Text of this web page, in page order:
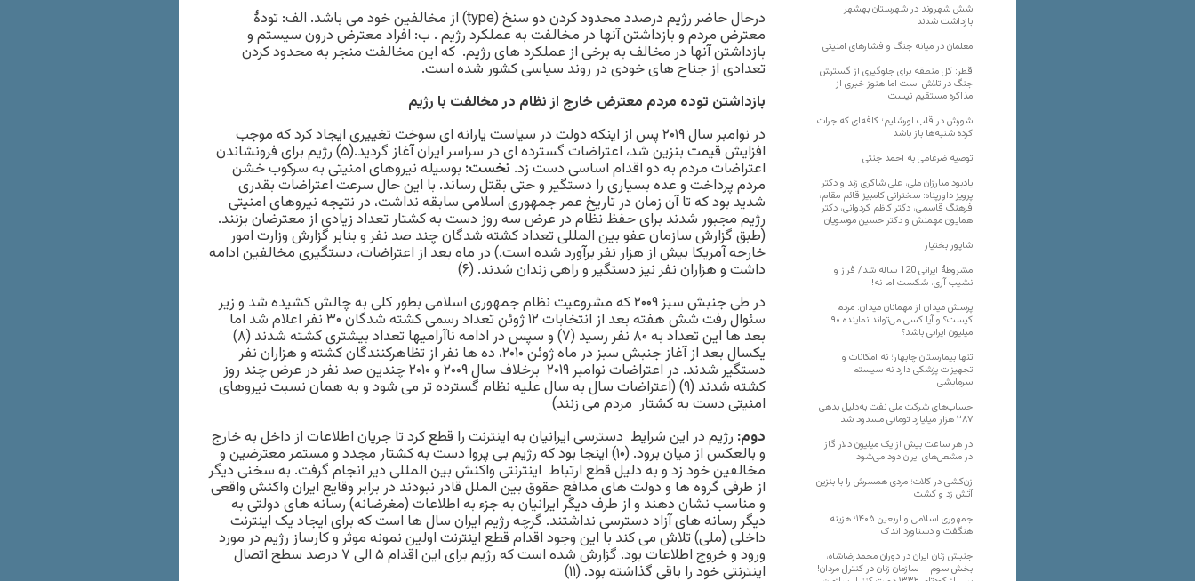
درحال حاضر رژیم درصدد محدود کردن دو سنخ (type) از مخالفین خود می باشد. الف: تودۀ
معترض مردم و بازداشتن آنها در مخالفت به عملکرد رژیم . ب: افراد معترض درون سیستم و
بازداشتن آنها در مخالف به برخی از عملکرد های رژیم. که این مخالفت منجر به محدود کردن
تعدادی از جناح های خودی در روند سیاسی کشور شده است.
بازداشتن توده مردم معترض خارج از نظام در مخالفت با رژیم
در نوامبر سال ۲۰۱۹ پس از اینکه دولت در سیاست یارانه ای سوخت تغییری ایجاد کرد که موجب
افزایش قیمت بنزین شد، اعتراضات گسترده ای در سراسر ایران آغاز گردید.(۵) رژیم برای فرونشاندن
اعتراضات مردم به دو اقدام اساسی دست زد. نخست: بوسیله نیروهای امنیتی به سرکوب خشن
مردم پرداخت و عده بسیاری را دستگیر و حتی بقتل رساند. با این حال سرعت اعتراضات بقدری
شدید بود که تا آن زمان در تاریخ عمر جمهوری اسلامی سابقه نداشت، در نتیجه نیروهای امنیتی
رژیم مجبور شدند برای حفظ نظام در عرض سه روز دست به کشتار تعداد زیادی از معترضان بزنند.
(طبق گزارش سازمان عفو بین المللی تعداد کشته شدگان چند صد نفر و بنابر گزارش وزارت امور
خارجه آمریکا بیش از هزار نفر برآورد شده است.) در ماه بعد از اعتراضات، دستگیری مخالفین ادامه
داشت و هزاران نفر نیز دستگیر و راهی زندان شدند. (۶)
در طی جنبش سبز ۲۰۰۹ که مشروعیت نظام جمهوری اسلامی بطور کلی به چالش کشیده شد و زیر
سئوال رفت شش هفته بعد از انتخابات ۱۲ ژوئن تعداد رسمی کشته شدگان ۳۰ نفر اعلام شد اما
بعد ها این تعداد به ۸۰ نفر رسید (۷) و سپس در ادامه ناآرامیها تعداد بیشتری کشته شدند (۸)
یکسال بعد از آغاز جنبش سبز در ماه ژوئن ۲۰۱۰، ده ها نفر از تظاهرکنندگان کشته و هزاران نفر
دستگیر شدند. در اعتراضات نوامبر ۲۰۱۹ برخلاف سال ۲۰۰۹ و ۲۰۱۰ چندین صد نفر در عرض چند روز
کشته شدند (۹) (اعتراضات سال به سال علیه نظام گسترده تر می شود و به همان نسبت نیروهای
امنیتی دست به کشتار مردم می زنند)
دوم: رژیم در این شرایط دسترسی ایرانیان به اینترنت را قطع کرد تا جریان اطلاعات از داخل به خارج
و بالعکس از میان برود. (۱۰) اینجا بود که رژیم بی پروا دست به کشتار مجدد و مستمر معترضین و
مخالفین خود زد و به دلیل قطع ارتباط اینترنتی واکنش بین المللی دیر انجام گرفت. به سخنی دیگر
از طرفی گروه ها و دولت های مدافع حقوق بین الملل قادر نبودند در برابر وقایع ایران واکنش واقعی
و مناسب نشان دهند و از طرف دیگر ایرانیان به جزء به اطلاعات (مغرضانه) رسانه های دولتی به
دیگر رسانه های آزاد دسترسی نداشتند. گرچه رژیم ایران سال ها است که برای ایجاد یک اینترنت
داخلی (ملی) تلاش می کند با این وجود اقدام قطع اینترنت اولین نمونه موثر و کارساز رژیم در مورد
ورود و خروج اطلاعات بود. گزارش شده است که رژیم برای این اقدام ۵ الی ۷ درصد سطح اتصال
اینترنتی خود را باقی گذاشته بود. (۱۱)
شش شهروند در شهرستان بهشهر
بازداشت شدند
معلمان در میانه جنگ و فشارهای امنیتی
قطر: کل منطقه برای جلوگیری از گسترش
جنگ در تلاش است اما هنوز خبری از
مذاکره مستقیم نیست
شورش در قلب اورشلیم؛ کافه‌ای که جرات
کرده شنبه‌ها باز باشد
توصیه ضرغامی به احمد جنتی
یادبود مبارزان ملی، علی شاکری زند و دکتر
پرویز داورپناه: سخنرانی کامبیز قائم مقام،
فرهنگ قاسمی، دکتر کاظم کردوانی، دکتر
همایون مهمنش و دکتر حسین موسویان
شاپور بختیار
مشروطۀ ایرانی 120 ساله شد/ فراز و
نشیب آری، شکست اما نه!
پرسش میدان از مهمانان میدان: مردم
کیست؟ و آیا کسی می‌تواند نماینده ۹۰
میلیون ایرانی باشد؟
تنها بیمارستان چابهار؛ نه امکانات و
تجهیزات پزشکی دارد نه سیستم
سرمایشی
حساب‌های شرکت ملی نفت به‌دلیل بدهی
۲۸۷ هزار میلیارد تومانی مسدود شد
در هر ساعت بیش از یک میلیون دلار گاز
در مشعل‌های ایران دود می‌شود
زن‌کشی در کلات؛ مردی همسرش را با بنزین
آتش زد و کشت
جمهوری اسلامی و اربعین ۱۴۰۵؛ هزینه
هنگفت و دستاورد اندک
جنبش زنان ایران در دوران محمدرضاشاه،
بخش سوم – سازمان زنان در کنترل مردان!